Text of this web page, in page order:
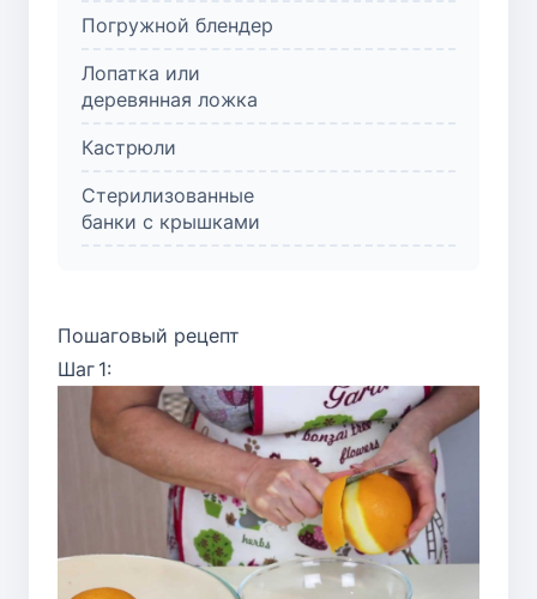
Погружной блендер
Лопатка или
деревянная ложка
Кастрюли
Стерилизованные
банки с крышками
Пошаговый рецепт
Шаг 1: